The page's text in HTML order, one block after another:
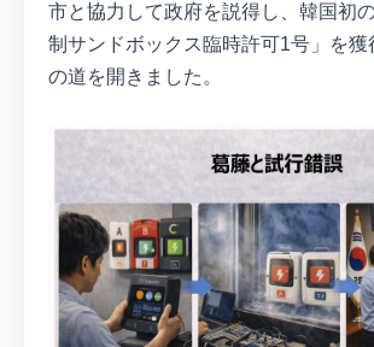
市と協力して政府を説得し、韓国初
制サンドボックス臨時許可1号」を獲
の道を開きました。